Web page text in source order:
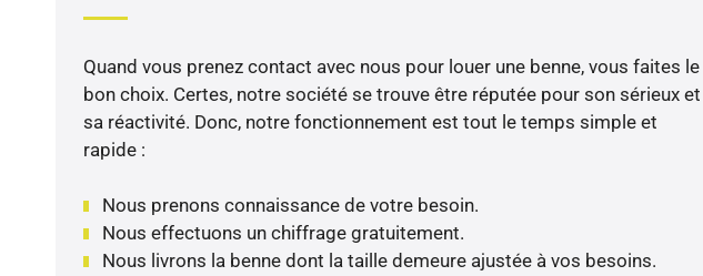
Quand vous prenez contact avec nous pour louer une benne, vous faites le
bon choix. Certes, notre société se trouve être réputée pour son sérieux et
sa réactivité. Donc, notre fonctionnement est tout le temps simple et
rapide :
Nous prenons connaissance de votre besoin.
Nous effectuons un chiffrage gratuitement.
Nous livrons la benne dont la taille demeure ajustée à vos besoins.